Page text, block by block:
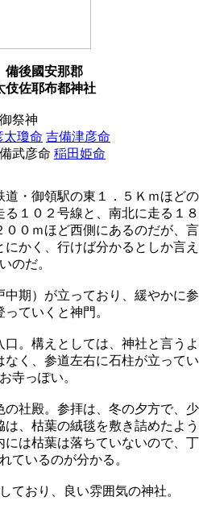
備後國安那郡
伎佐耶布都神社
御祭神
太瓊命 吉備津彦命
武彦命 稲田姫命
道・御領駅の東１．５Ｋｍほどの
１０２号線と、南北に走る１８
００ｍほど西側にあるのだが、言
かく、行けば分かるとしか言え
のだ。
期）が立っており、緩やかに参
ていくと神門。
。構えとしては、神社と言うよ
なく、参道左右に石柱が立ってい
寺っぽい。
の社殿。参拝は、冬の夕方で、少
、枯葉の絨毯を敷き詰めたよう
は枯葉は落ちていないので、丁
ているのが分かる。
ており、良い雰囲気の神社。